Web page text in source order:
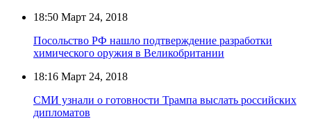
18:50 Март 24, 2018
Посольство РФ нашло подтверждение разработки
химического оружия в Великобритании
18:16 Март 24, 2018
СМИ узнали о готовности Трампа выслать российских
дипломатов